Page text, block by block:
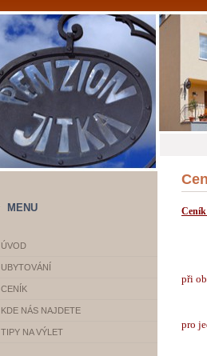
při
pro
MENU
ÚVOD
UBYTOVÁNÍ
CENÍK
KDE NÁS NAJDETE
TIPY NA VÝLET